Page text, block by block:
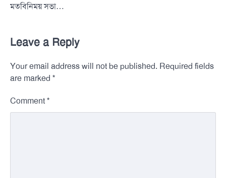
মতবিনিময় সভা…
Leave a Reply
Your email address will not be published. Required fields
are marked *
Comment *